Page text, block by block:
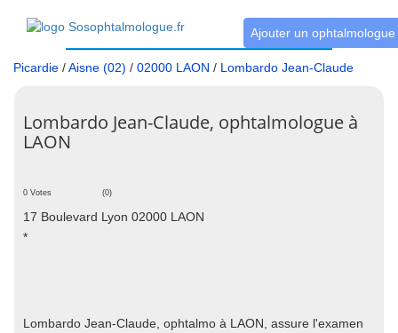
Ajouter un ophtalmologue
Picardie /Aisne (02) / 02000 LAON / Lombardo Jean-Claude
Lombardo Jean-Claude, ophtalmologue à
LAON
0 Votes (0)
17 Boulevard Lyon 02000 LAON
*
Lombardo Jean-Claude, ophtalmo à LAON, assure l'examen